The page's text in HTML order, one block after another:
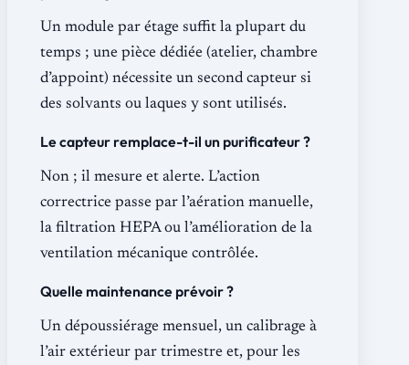
Un module par étage suffit la plupart du
temps ; une pièce dédiée (atelier, chambre
d’appoint) nécessite un second capteur si
des solvants ou laques y sont utilisés.
Le capteur remplace-t-il un purificateur ?
Non ; il mesure et alerte. L’action
correctrice passe par l’aération manuelle,
la filtration HEPA ou l’amélioration de la
ventilation mécanique contrôlée.
Quelle maintenance prévoir ?
Un dépoussiérage mensuel, un calibrage à
l’air extérieur par trimestre et, pour les